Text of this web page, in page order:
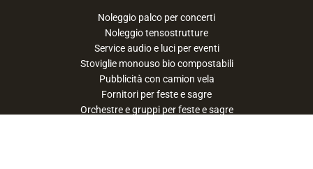
Noleggio palco per concerti
Noleggio tensostrutture
Service audio e luci per eventi
Stoviglie monouso bio compostabili
Pubblicità con camion vela
Fornitori per feste e sagre
Orchestre e gruppi per feste e sagre